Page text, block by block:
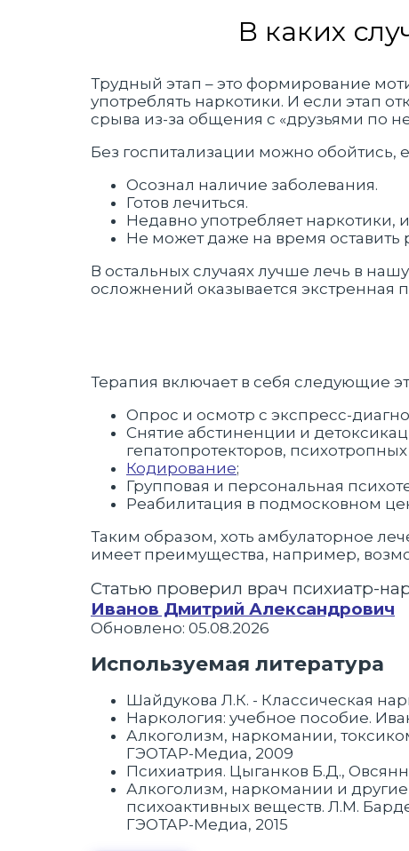
В каких
Трудный этап – это формирование
употреблять наркотики. И если этап
срыва из-за общения с «друзьями по
Без госпитализации можно обойтись,
Осознал наличие заболевания.
Готов лечиться.
Недавно употребляет наркотики,
Не может даже на время
В остальных случаях лучше лечь в
осложнений оказывается экстренная
Терапия включает в себя следующие
Опрос и осмотр с экспресс-
Снятие абстиненции и
гепатопротекторов,
Кодирование;
Групповая и персональная
Реабилитация в подмосковном
Таким образом, хоть амбулаторное
имеет преимущества, например,
Статью проверил врач психиатр-
Иванов Дмитрий Александрович
Обновлено: 05.08.2026
Используемая литература
Шайдукова Л.К. - Классическая
Наркология: учебное пособие.
Алкоголизм, наркомании,
ГЭОТАР-Медиа, 2009
Психиатрия. Цыганков Б.Д.,
Алкоголизм, наркомании и
психоактивных веществ. Л.М.
ГЭОТАР-Медиа, 2015